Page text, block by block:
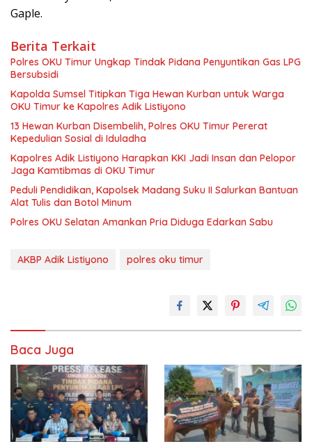
Gaple.
Berita Terkait
Polres OKU Timur Ungkap Tindak Pidana Penyuntikan Gas LPG
Bersubsidi
Kapolda Sumsel Titipkan Tiga Hewan Kurban untuk Warga
OKU Timur ke Kapolres Adik Listiyono
13 Hewan Kurban Disembelih, Polres OKU Timur Pererat
Kepedulian Sosial di Iduladha
Kapolres Adik Listiyono Harapkan KKI Jadi Insan dan Pelopor
Jaga Kamtibmas di OKU Timur
Peduli Pendidikan, Kapolsek Madang Suku II Salurkan Bantuan
Alat Tulis dan Botol Minum
Polres OKU Selatan Amankan Pria Diduga Edarkan Sabu
AKBP Adik Listiyono polres oku timur
Baca Juga